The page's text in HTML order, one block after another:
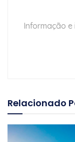
Informação
Relacionado